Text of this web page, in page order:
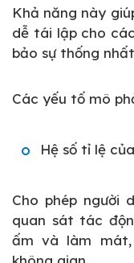
Khả năng này
dễ tái lập cho
bảo sự thống
Các yếu tố mô
Hệ số tỉ lệ của
Cho phép người
quan sát tác
ấm và làm